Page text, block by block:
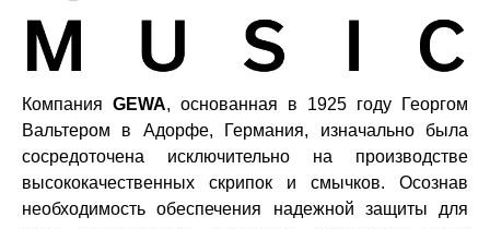
Компания GEWA, основанная в 1925 году Георгом
Вальтером в Адорфе, Германия, изначально была
сосредоточена исключительно на производстве
высококачественных скрипок и смычков. Осознав
необходимость обеспечения надежной защиты для